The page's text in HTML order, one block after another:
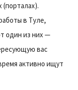
в Туле,
один из них —
вас
активно ищут